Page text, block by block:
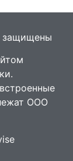
защищены
ООО